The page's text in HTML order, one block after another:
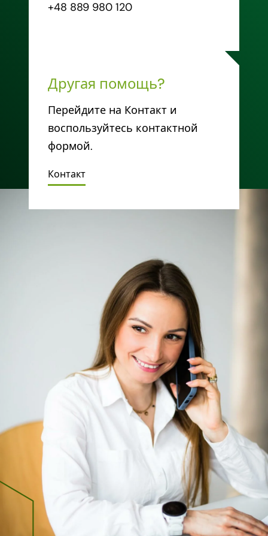
+48 889 980 120
Другая помощь?
Перейдите на Контакт и
воспользуйтесь контактной
формой.
Контакт